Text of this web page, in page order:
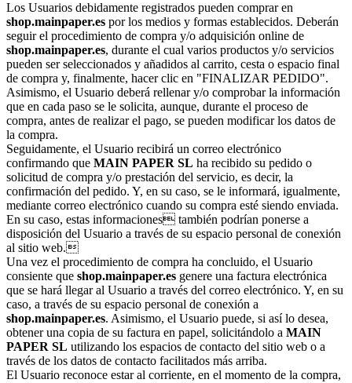
Los Usuarios debidamente registrados pueden comprar en
shop.mainpaper.es por los medios y formas establecidos. Deberán
seguir el procedimiento de compra y/o adquisición online de
shop.mainpaper.es, durante el cual varios productos y/o servicios
pueden ser seleccionados y añadidos al carrito, cesta o espacio final
de compra y, finalmente, hacer clic en "FINALIZAR PEDIDO".
Asimismo, el Usuario deberá rellenar y/o comprobar la información
que en cada paso se le solicita, aunque, durante el proceso de
compra, antes de realizar el pago, se pueden modificar los datos de
la compra.
Seguidamente, el Usuario recibirá un correo electrónico
confirmando que MAIN PAPER SL ha recibido su pedido o
solicitud de compra y/o prestación del servicio, es decir, la
confirmación del pedido. Y, en su caso, se le informará, igualmente,
mediante correo electrónico cuando su compra esté siendo enviada.
En su caso, estas informaciones también podrían ponerse a
disposición del Usuario a través de su espacio personal de conexión
al sitio web.
Una vez el procedimiento de compra ha concluido, el Usuario
consiente que shop.mainpaper.es genere una factura electrónica
que se hará llegar al Usuario a través del correo electrónico. Y, en su
caso, a través de su espacio personal de conexión a
shop.mainpaper.es. Asimismo, el Usuario puede, si así lo desea,
obtener una copia de su factura en papel, solicitándolo a MAIN
PAPER SL utilizando los espacios de contacto del sitio web o a
través de los datos de contacto facilitados más arriba.
El Usuario reconoce estar al corriente, en el momento de la compra,